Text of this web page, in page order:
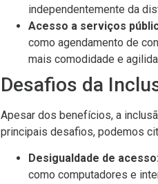
independentemente da
Acesso a serviços
como agendamento de
mais comodidade e
Desafios da
Apesar dos benefícios, a
principais desafios, podemos
Desigualdade de acesso:
como computadores e